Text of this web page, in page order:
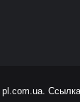
pl.com.ua.